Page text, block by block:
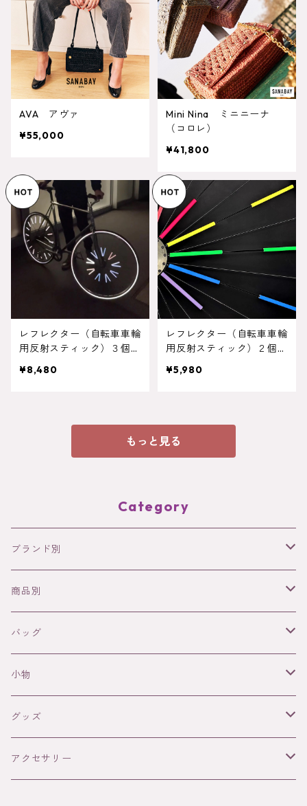
AVA アヴァ
¥55,000
Mini Nina ミニニーナ
（コロレ）
¥41,800
レフレクター（自転車車輪
用反射スティック）３個セ
本）
¥8,480
レフレクター（自転車車輪
用反射スティック）２個セ
本）
¥5,980
もっと見る
Category
ブランド別
NODIE’S
SANABAY PARIS
WAEKURA
FRANCINE BRAMLI PARIS
DOUG
商品別
バッグ
革バッグ
ラフィアバッグ
アクセサリー
ネックレス
リング
ファッションアイテム
小物（財布・カードケース）
グッズ
バッグ
革バッグ（Nodie's)
ラフィアバッグ(SANABAY PARIS)
Néo Bourgeoisie (ネオ・ブルジョワジ)
小物
革小物（Nodie's)
ラフィア小物（Sanabay Paris）
グッズ
DOuG（3D迷路・パズル）
アクセサリー